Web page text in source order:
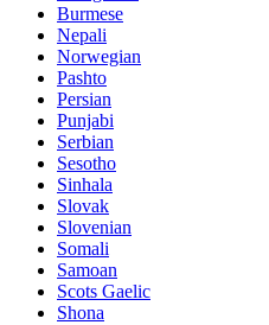
Burmese
Nepali
Norwegian
Pashto
Persian
Punjabi
Serbian
Sesotho
Sinhala
Slovak
Slovenian
Somali
Samoan
Scots Gaelic
Shona